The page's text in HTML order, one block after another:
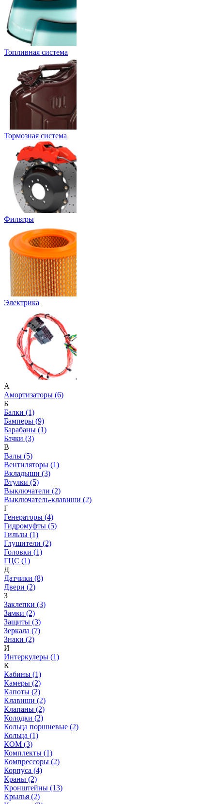
Топливная система
Тормозная система
Фильтры
Электрика
А
Амортизаторы (6)
Б
Балки (1)
Бамперы (9)
Барабаны (1)
Бачки (3)
В
Валы (5)
Вентиляторы (1)
Вкладыши (3)
Втулки (5)
Выключатели (2)
Выключатель-клавиши (2)
Г
Генераторы (4)
Гидромуфты (5)
Гильзы (1)
Глушители (2)
Головки (1)
ГЦС (1)
Д
Датчики (8)
Двери (2)
З
Заклепки (3)
Замки (2)
Защиты (3)
Зеркала (7)
Знаки (2)
И
Интеркулеры (1)
К
Кабины (1)
Камеры (2)
Капоты (2)
Клавиши (2)
Клапаны (2)
Колодки (2)
Кольца поршневые (2)
Кольца (1)
КОМ (3)
Комплекты (1)
Компрессоры (2)
Корпуса (4)
Краны (2)
Кронштейны (13)
Крылья (2)